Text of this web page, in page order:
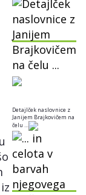
Detajlček naslovnice z
Janijem Brajkovičem na
čelu …